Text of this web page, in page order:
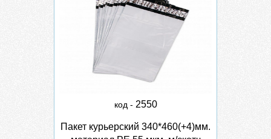
код - 2550
Пакет курьерский 340*460(+4)мм.